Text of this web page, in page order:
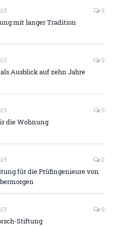
0
mit langer Tradition
0
Ausblick auf zehn Jahre
0
die Wohnung
0
für die Prüfingenieure von
0
Stiftung